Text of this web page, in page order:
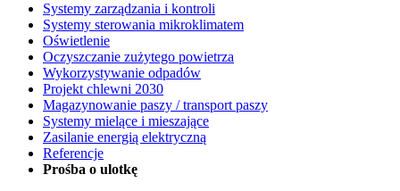
Systemy zarządzania i kontroli
Systemy sterowania mikroklimatem
Oświetlenie
Oczyszczanie zużytego powietrza
Wykorzystywanie odpadów
Projekt chlewni 2030
Magazynowanie paszy / transport paszy
Systemy mielące i mieszające
Zasilanie energią elektryczną
Referencje
Prośba o ulotkę